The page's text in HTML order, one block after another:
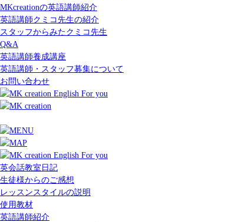
MKcreationの英語講師紹介
英語講師クミコ先生の紹介
スタッフからみたクミコ先生
Q&A
英語講師養成講座
英語講師・スタッフ募集について
お問い合わせ
英会話教室日記
生徒様からのご感想
レッスンスタイルの説明
使用教材
英語講師紹介